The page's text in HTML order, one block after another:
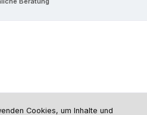
. Cookies, um Inhalte und